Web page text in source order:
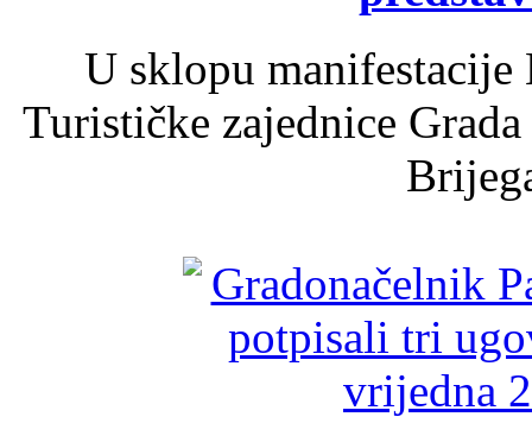
U sklopu
Turističke zajednice